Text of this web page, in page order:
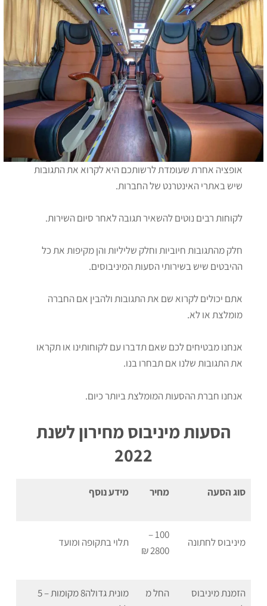
אופציה אחרת שעומדת לרשותכם היא לקרוא את התגובות
שיש באתרי האינטרנט של החברות.
לקוחות רבים נוטים להשאיר תגובה לאחר סיום השירות.
חלק מהתגובות חיוביות וחלק שליליות והן מקיפות את כל
ההיבטים שיש בשירותי הסעות המיניבוסים.
אתם יכולים לקרוא שם את התגובות ולהבין אם החברה
מומלצת או לא.
אנחנו מבטיחים לכם שאם תדברו עם לקוחותינו או תקראו
את התגובות שלנו אם תבחרו בנו.
אנחנו חברת ההסעות המומלצת ביותר כיום.
הסעות מיניבוס מחירון לשנת
2022
סוג הסעה מחיר מידע נוסף
מיניבוס לחתונה
100 –
2800 ₪
תלוי בתקופה ומועד
הזמנת מיניבוס
החל מ
מונית גדולה8 מקומות – 5